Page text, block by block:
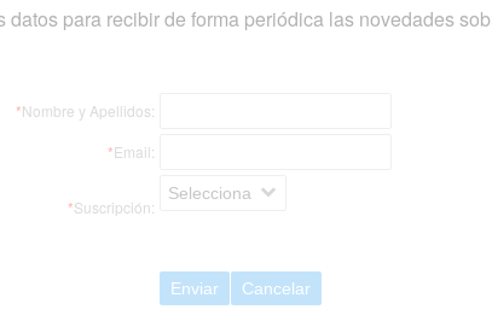
datos para recibir de forma periódica las novedades
*Nombre y Apellidos:
*Email:
*Suscripción:
Selecciona
Enviar Cancelar